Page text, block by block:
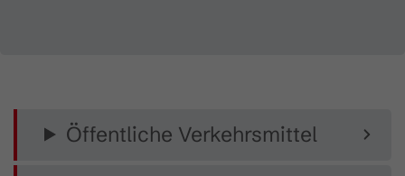
Öffentliche Verkehrsmittel